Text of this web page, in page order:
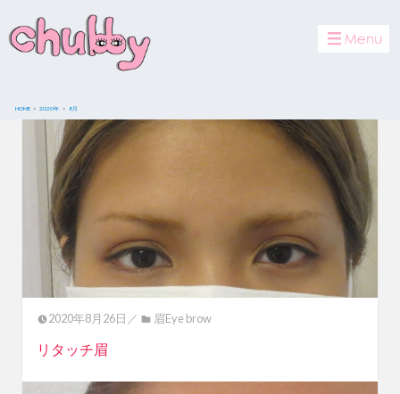
HOME 2020年 8月
2020年8月26日／ 眉Eye brow
リタッチ眉